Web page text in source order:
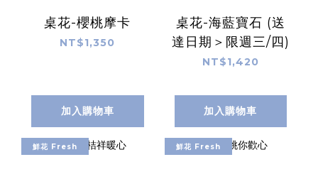
桌花-櫻桃摩卡
NT$1,350
加入購物車
桌花-海藍寶石 (送
達日期＞限週三/四)
NT$1,420
加入購物車
鮮花 Fresh 鮮花 Fresh